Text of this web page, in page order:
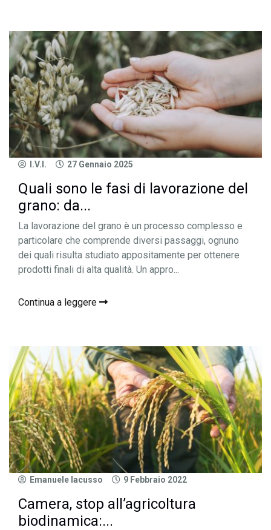
I.V.I. 27 Gennaio 2025
Quali sono le fasi di lavorazione del
grano: da...
La lavorazione del grano è un processo complesso e
particolare che comprende diversi passaggi, ognuno
dei quali risulta studiato appositamente per ottenere
prodotti finali di alta qualità. Un appro...
Continua a leggere
Emanuele Iacusso 9 Febbraio 2022
Camera, stop all’agricoltura
biodinamica:...